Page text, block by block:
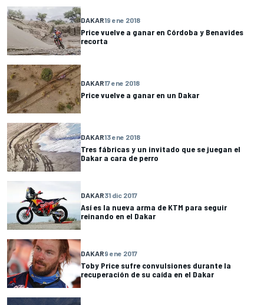
DAKAR19 ene 2018
Price vuelve a ganar en Córdoba y Benavides
recorta
DAKAR17 ene 2018
Price vuelve a ganar en un Dakar
DAKAR13 ene 2018
Tres fábricas y un invitado que se juegan el
Dakar a cara de perro
DAKAR31 dic 2017
Así es la nueva arma de KTM para seguir
reinando en el Dakar
DAKAR9 ene 2017
Toby Price sufre convulsiones durante la
recuperación de su caída en el Dakar